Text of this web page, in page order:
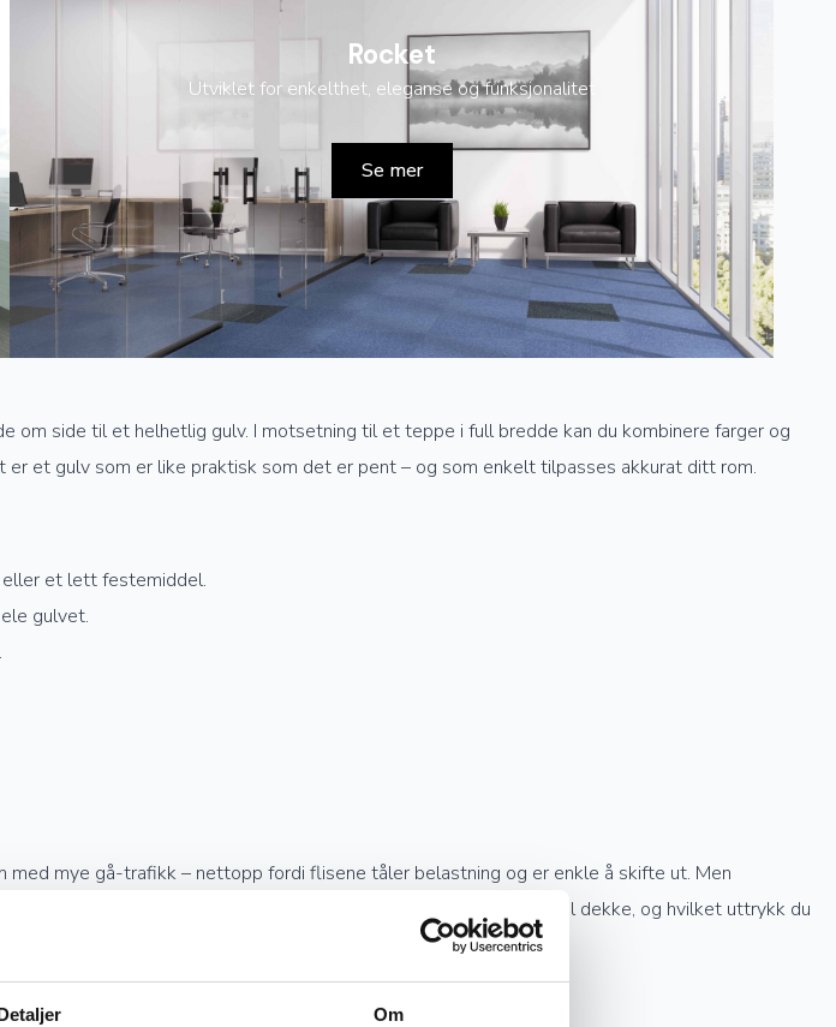
Om
Rocket
Utviklet for enkelthet, eleganse og funksjonalitet
Se mer
side til et helhetlig gulv. I motsetning til et teppe i full bredde kan du kombinere farger og
et gulv som er like praktisk som det er pent – og som enkelt tilpasses akkurat ditt rom.
et lett festemiddel.
gulvet.
mye gå-trafikk – nettopp fordi flisene tåler belastning og er enkle å skifte ut. Men
trappa. Med teppeflis bestemmer du selv hvor stort område du vil dekke, og hvilket uttrykk du